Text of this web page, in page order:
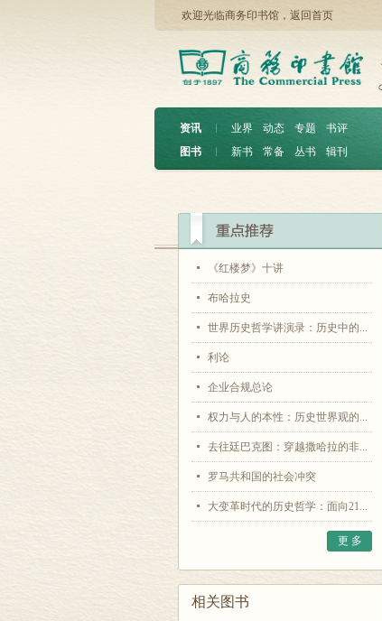
欢迎光临商务印书馆， 返回首页
资讯 ︱ 业界 动态 专题
书评
图书
︱ 新书 常备 丛书 辑刊
《红楼梦》十讲
布哈拉史
世界历史哲学讲演录：历史中的...
利论
企业合规总论
权力与人的本性：历史世界观的...
去往廷巴克图：穿越撒哈拉的非...
罗马共和国的社会冲突
大变革时代的历史哲学：面向21...
更 多
相关图书